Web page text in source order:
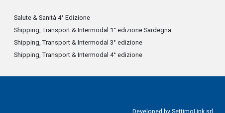
Salute & Sanità 4° Edizione
Shipping, Transport & Intermodal 1° edizione Sardegna
Shipping, Transport & Intermodal 3° edizione
Shipping, Transport & Intermodal 4° edizione
Developed by SettimoLink srl